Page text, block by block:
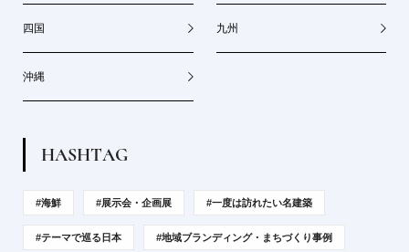
四国 九州
沖縄
HASHTAG
#海鮮 #展示会・企画展 #一度は訪れたい名建築
#テーマで巡る日本 #地域ブランディング・まちづくり事例